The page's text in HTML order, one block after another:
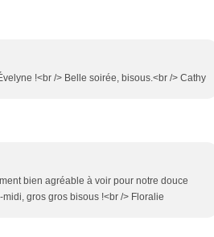
!<br /> Belle soirée, bisous.<br /> Cathy
bien agréable à voir pour notre douce
gros gros bisous !<br /> Floralie